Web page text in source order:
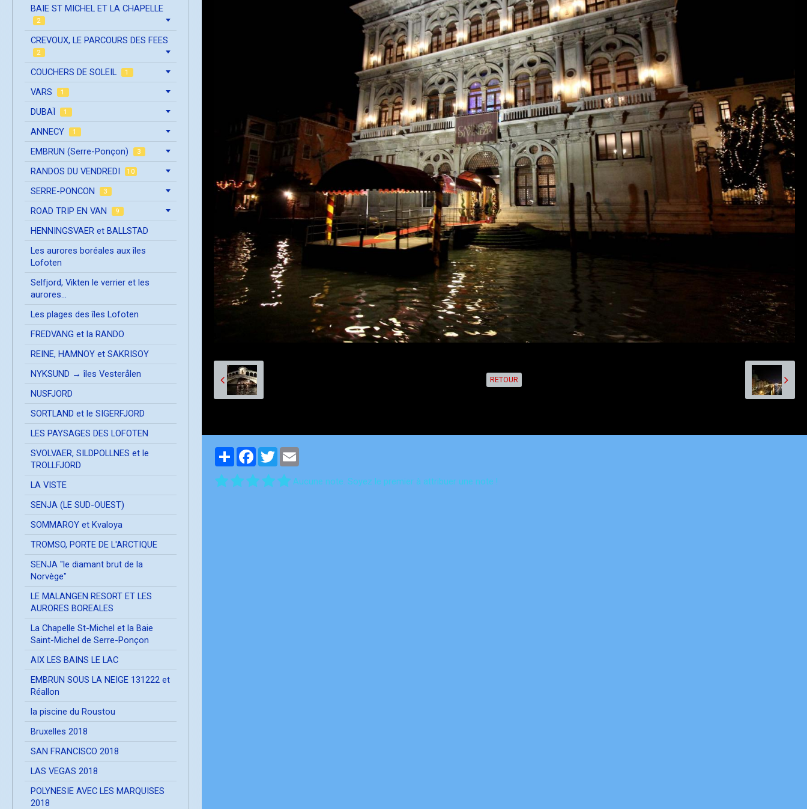
RETOUR
PartagerFacebook
Twitter
Aucune note. Soyez le premier à attribuer une note !
BAIE ST MICHEL ET LA CHAPELLE
2
CREVOUX, LE PARCOURS DES FEES
2
COUCHERS DE SOLEIL 1
VARS 1
DUBAÏ 1
ANNECY 1
EMBRUN (Serre-Ponçon) 3
RANDOS DU VENDREDI 10
SERRE-PONCON 3
ROAD TRIP EN VAN 9
HENNINGSVAER et BALLSTAD
Les aurores boréales aux îles
Lofoten
Selfjord, Vikten le verrier et les
aurores...
Les plages des îles Lofoten
FREDVANG et la RANDO
REINE, HAMNOY et SAKRISOY
NYKSUND → îles Vesterålen
NUSFJORD
SORTLAND et le SIGERFJORD
LES PAYSAGES DES LOFOTEN
SVOLVAER, SILDPOLLNES et le
TROLLFJORD
LA VISTE
SENJA (LE SUD-OUEST)
SOMMAROY et Kvaloya
TROMSO, PORTE DE L'ARCTIQUE
SENJA "le diamant brut de la
Norvège"
LE MALANGEN RESORT ET LES
AURORES BOREALES
La Chapelle St-Michel et la Baie
Saint-Michel de Serre-Ponçon
AIX LES BAINS LE LAC
EMBRUN SOUS LA NEIGE 131222 et
Réallon
la piscine du Roustou
Bruxelles 2018
SAN FRANCISCO 2018
LAS VEGAS 2018
POLYNESIE AVEC LES MARQUISES
2018